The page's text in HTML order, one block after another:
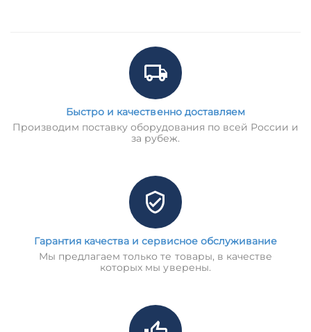
Быстро и качественно доставляем
Производим поставку оборудования по всей России и
за рубеж.
Гарантия качества и сервисное обслуживание
Мы предлагаем только те товары, в качестве
которых мы уверены.